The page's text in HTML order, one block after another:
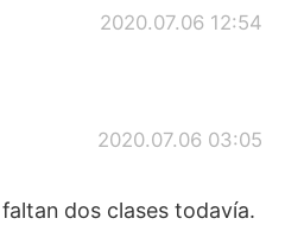
2020.07.06 12:54
2020.07.06 03:05
dos clases todavía.